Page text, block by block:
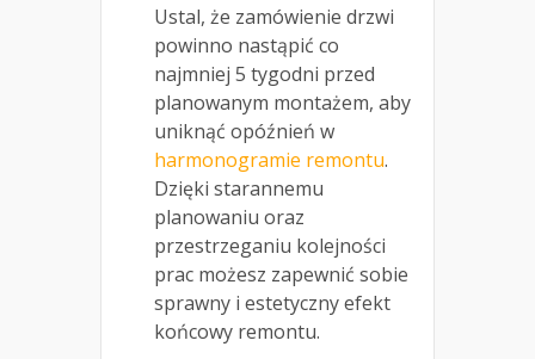
Ustal, że zamówienie drzwi
powinno nastąpić co
najmniej 5 tygodni przed
planowanym montażem, aby
uniknąć opóźnień w
harmonogramie remontu.
Dzięki starannemu
planowaniu oraz
przestrzeganiu kolejności
prac możesz zapewnić sobie
sprawny i estetyczny efekt
końcowy remontu.